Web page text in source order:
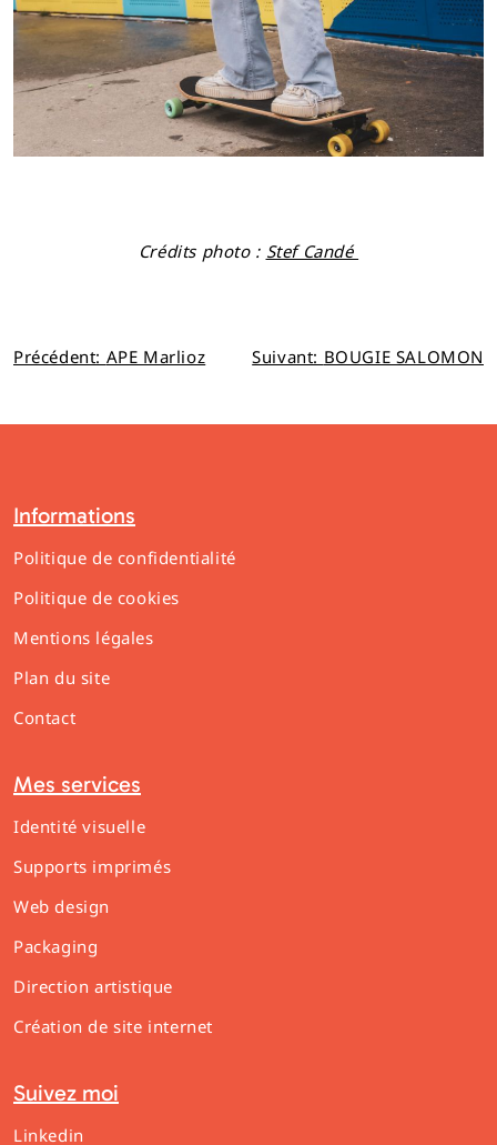
Crédits photo : Stef Candé
Navigation
l’article
Précédent: APE Marlioz Suivant: BOUGIE SALOMON
Informations
Politique de confidentialité
Politique de cookies
Mentions légales
Plan du site
Contact
Mes services
Identité visuelle
Supports imprimés
Web design
Packaging
Direction artistique
Création de site internet
Suivez moi
Linkedin